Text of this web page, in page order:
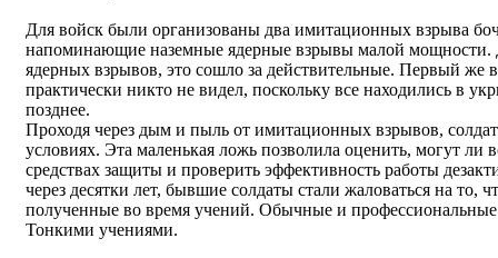
Для войск были организованы два имитационных взрыва
напоминающие наземные ядерные взрывы малой мощности.
ядерных взрывов, это сошло за действительные. Первый же
практически никто не видел, поскольку все находились в
позднее.
Проходя через дым и пыль от имитационных взрывов,
условиях. Эта маленькая ложь позволила оценить, могут ли
средствах защиты и проверить эффективность работы
через десятки лет, бывшие солдаты стали жаловаться на то,
полученные во время учений. Обычные и профессиональные
Тонкими учениями.